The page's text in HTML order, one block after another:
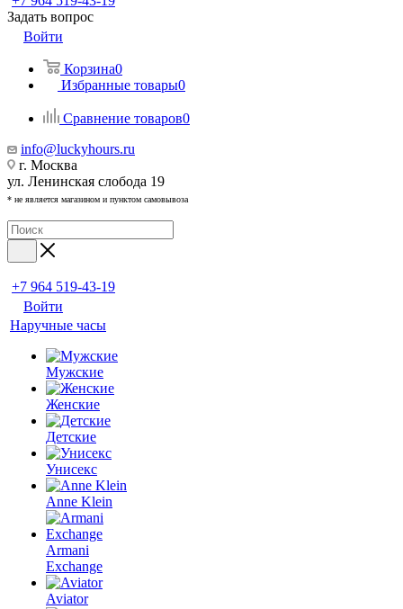
Задать вопрос
Войти
Корзина0
Избранные товары0
Сравнение товаров0
info@luckyhours.ru
г. Москва
ул. Ленинская слобода 19
* не является магазином и пунктом самовывоза
+7 964 519-43-19
Войти
Наручные часы
Мужские
Женские
Детские
Унисекс
Anne Klein
Armani
Exchange
Aviator